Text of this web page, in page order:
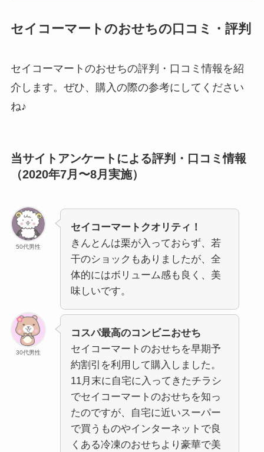
セイコーマートのおせちの口コミ・評判
セイコーマートのおせちの評判・口コミ情報を紹
介します。ぜひ、購入の際の参考にしてください
ね♪
当サイトアンケートによる評判・口コミ情報
（2020年7月〜8月実施）
50代男性
セイコーマートクオリティ！
きんとんは栗が入っておらず、若
干のショックもありましたが、全
体的にはボリューム感も良く、美
味しいです。
30代男性
コスパ最高のコンビニおせち
セイコーマートのおせちを早期予
約割引を利用して購入しました。
11月末に自宅に入ってきたチラシ
でセイコーマートのおせちを知っ
たのですが、自宅に近いスーパー
で買うものやインターネットで良
くある冷凍のおせちより豪華で美